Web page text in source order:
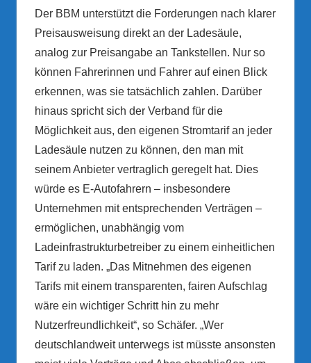
Der BBM unterstützt die Forderungen nach klarer
Preisausweisung direkt an der Ladesäule,
analog zur Preisangabe an Tankstellen. Nur so
können Fahrerinnen und Fahrer auf einen Blick
erkennen, was sie tatsächlich zahlen. Darüber
hinaus spricht sich der Verband für die
Möglichkeit aus, den eigenen Stromtarif an jeder
Ladesäule nutzen zu können, den man mit
seinem Anbieter vertraglich geregelt hat. Dies
würde es E-Autofahrern – insbesondere
Unternehmen mit entsprechenden Verträgen –
ermöglichen, unabhängig vom
Ladeinfrastrukturbetreiber zu einem einheitlichen
Tarif zu laden. „Das Mitnehmen des eigenen
Tarifs mit einem transparenten, fairen Aufschlag
wäre ein wichtiger Schritt hin zu mehr
Nutzerfreundlichkeit“, so Schäfer. „Wer
deutschlandweit unterwegs ist müsste ansonsten